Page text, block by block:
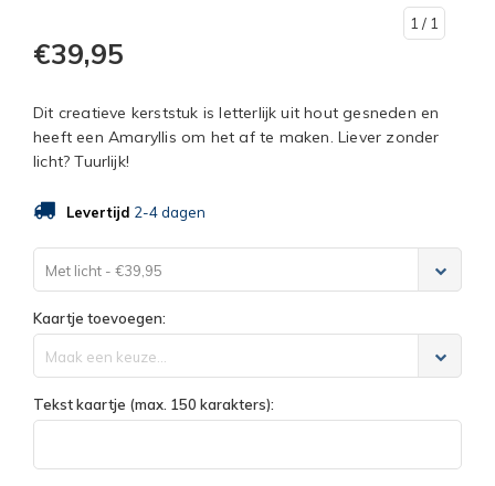
1 / 1
€39,95
Dit creatieve kerststuk is letterlijk uit hout gesneden en
heeft een Amaryllis om het af te maken. Liever zonder
licht? Tuurlijk!
Levertijd 2-4 dagen
Met licht - €39,95
Kaartje toevoegen:
Maak een keuze...
Tekst kaartje (max. 150 karakters):